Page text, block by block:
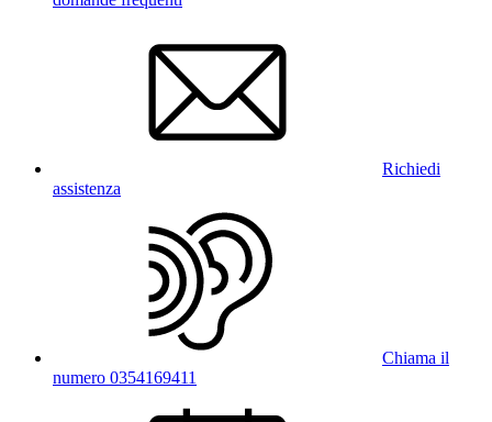
Richiedi
assistenza
Chiama il
numero 0354169411